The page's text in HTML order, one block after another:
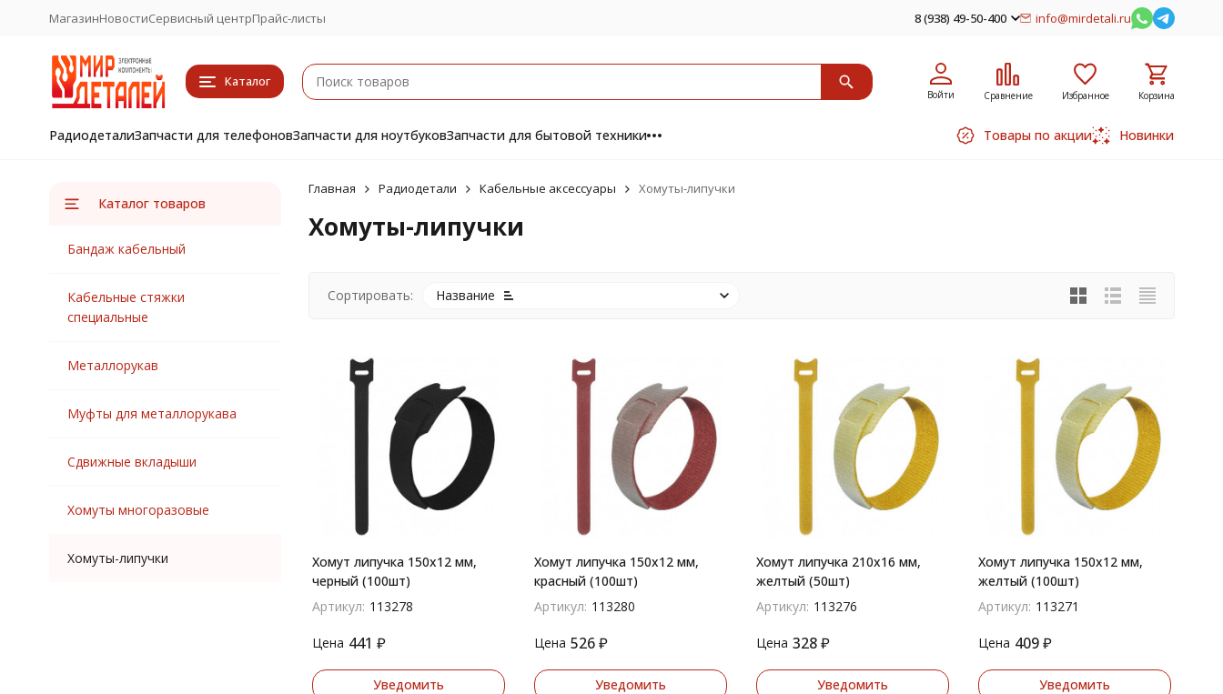
МагазинНовостиСервисный центрПрайс-листы 8 (938) 49-50-400 info@mirdetali.ru
Каталог
Войти Сравнение Избранное Корзина
РадиодеталиЗапчасти для телефоновЗапчасти для ноутбуковЗапчасти для бытовой техники Товары по акции Новинки
Главная Радиодетали Кабельные аксессуары Хомуты-липучки
Хомуты-липучки
Сортировать: Название
Хомут липучка 150х12 мм,
черный (100шт)
Артикул: 113278
Цена 441 ₽
Уведомить
Хомут липучка 150х12 мм,
красный (100шт)
Артикул: 113280
Цена 526 ₽
Уведомить
Хомут липучка 210х16 мм,
желтый (50шт)
Артикул: 113276
Цена 328 ₽
Уведомить
Хомут липучка 150х12 мм,
желтый (100шт)
Артикул: 113271
Цена 409 ₽
Уведомить
Каталог товаров
Бандаж кабельный
Кабельные стяжки
специальные
Металлорукав
Муфты для металлорукава
Сдвижные вкладыши
Хомуты многоразовые
Хомуты-липучки